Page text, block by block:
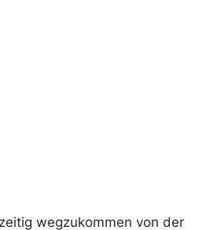
wegzukommen von der